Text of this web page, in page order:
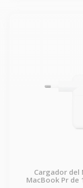
Cargador del
MacBook Pr de